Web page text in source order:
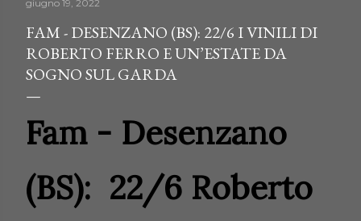
giugno 19, 2022
FAM - DESENZANO (BS): 22/6 I VINILI DI
ROBERTO FERRO E UN’ESTATE DA
SOGNO SUL GARDA
Fam - Desenzano
(BS): 22/6 Roberto